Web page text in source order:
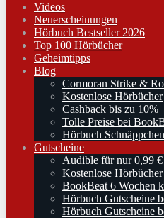
Videos
Neuerscheinungen
Hörbuch Bestseller 2026
Top 100 Hörbücher
Geheimtipps
Blog
Cormoran Strike &
Kostenlose Hörbücher
Cashback bis zu 10%
Tolle Preise bei
Hörbuch Schnäppchen
Gutscheine
Audible für nur 0,99 €
Kostenlose
BookBeat 6 Wochen
Hörbuch Gutscheine
Hörbuch Gutscheine